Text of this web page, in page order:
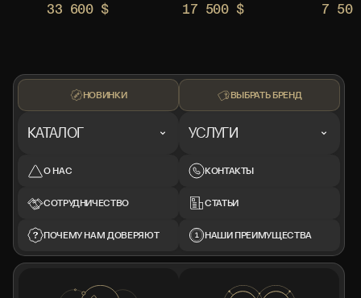
33 600 $ 17 500 $ 7
НОВИНКИ
КАТАЛОГ
О НАС
СОТРУДНИЧЕСТВО
ПОЧЕМУ НАМ ДОВЕРЯЮТ
ВЫБРАТЬ БРЕНД
УСЛУГИ
КОНТАКТЫ
СТАТЬИ
НАШИ ПРЕИМУЩЕСТВА